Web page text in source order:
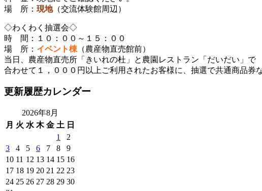
場 所： 現地（交流体験館周辺）
◇わくわく抽選会◇
時 間：１０：００～１５：００
場 所： イベント棟 （農産物直売館前）
当日、農産物直売所「きいれの杜」と農園レストラン「だいだい」で
合わせて１，０００円以上ご利用されたお客様に、抽選で共通商品券
更新履歴カレンダー
2026年8月
月 火 水 木 金 土 日
1
2
3
4 5 6 7 8
9
10 11 12 13 14 15 16
17 18 19 20 21 22 23
24 25 26 27 28 29 30